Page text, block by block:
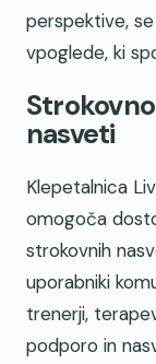
perspektive,
vpoglede, ki
nasveti
Klepetalnica
omogoča
strokovnih
uporabniki
trenerji,
podporo in